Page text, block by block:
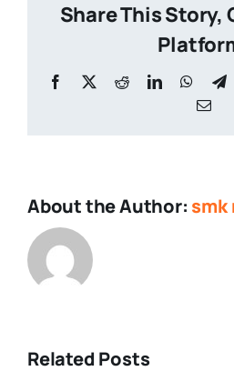
Share This Story,
Facebook
X RedditLinkedIn
About the Author: smk
Related Posts
Upacara